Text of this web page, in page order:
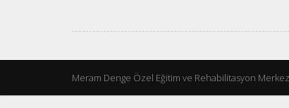
Meram Denge Özel Eğitim ve Rehabilitasyon